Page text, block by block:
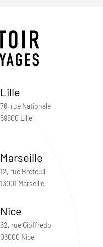
Lille
76, rue Nationale
59800 Lille
Marseille
12, rue Breteuil
13001 Marseille
Nice
62, rue Gioffredo
06000 Nice